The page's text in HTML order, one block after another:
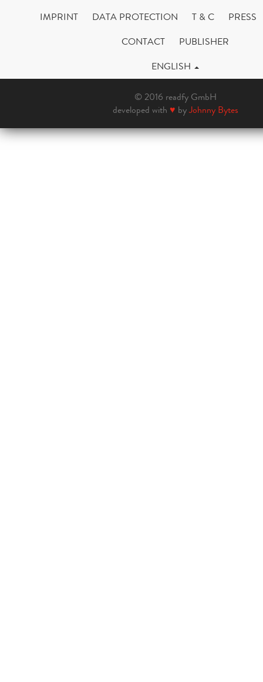
IMPRINT DATA PROTECTION T & C
PRESS
CONTACT
PUBLISHER
ENGLISH
© 2016 readfy GmbH
developed with ♥ byJohnny Bytes